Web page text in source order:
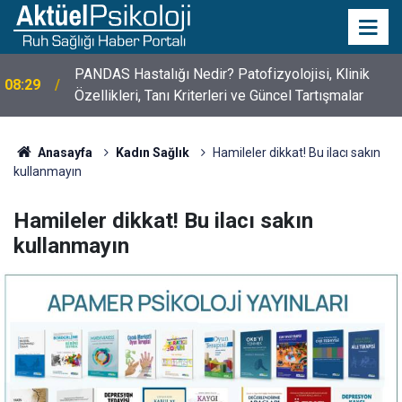
08:29
PANDAS Hastalığı Nedir? Patofizyolojisi, Klinik
Özellikleri, Tanı Kriterleri ve Güncel Tartışmalar
10:30
10 Mayıs Psikologlar Günü Nasıl Ortaya Çıktı? 10
Mayıs Tarihinin Hikayesi
Anasayfa Kadın Sağlık
Hamileler dikkat! Bu ilacı sakın
kullanmayın
Hamileler dikkat! Bu ilacı sakın
kullanmayın